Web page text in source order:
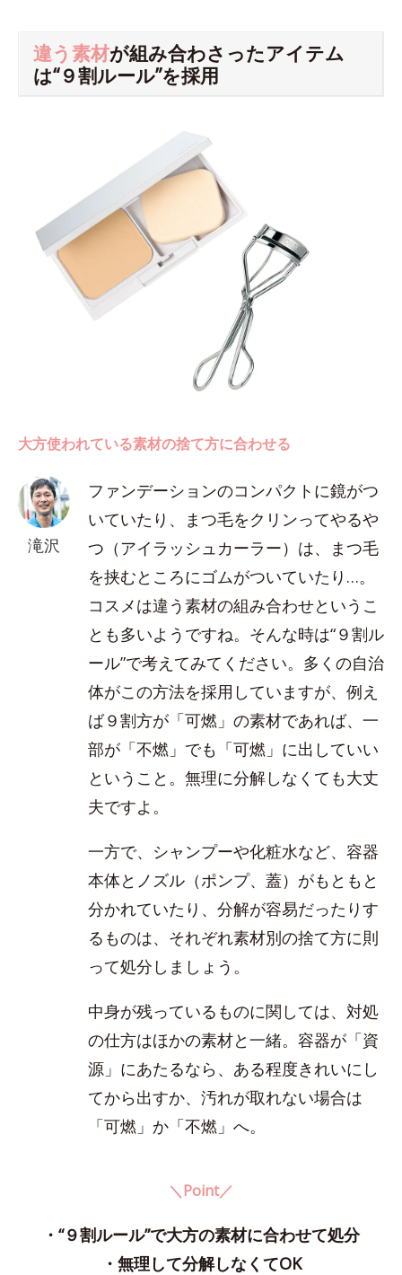
違う素材が組み合わさったアイテム
は“９割ルール”を採用
大方使われている素材の捨て方に合わせる
滝沢
ファンデーションのコンパクトに鏡がつ
いていたり、まつ毛をクリンってやるや
つ（アイラッシュカーラー）は、まつ毛
を挟むところにゴムがついていたり…。
コスメは違う素材の組み合わせというこ
とも多いようですね。そんな時は“９割ル
ール”で考えてみてください。多くの自治
体がこの方法を採用していますが、例え
ば９割方が「可燃」の素材であれば、一
部が「不燃」でも「可燃」に出していい
ということ。無理に分解しなくても大丈
夫ですよ。
一方で、シャンプーや化粧水など、容器
本体とノズル（ポンプ、蓋）がもともと
分かれていたり、分解が容易だったりす
るものは、それぞれ素材別の捨て方に則
って処分しましょう。
中身が残っているものに関しては、対処
の仕方はほかの素材と一緒。容器が「資
源」にあたるなら、ある程度きれいにし
てから出すか、汚れが取れない場合は
「可燃」か「不燃」へ。
＼Point／
・“９割ルール”で大方の素材に合わせて処分
・無理して分解しなくてOK